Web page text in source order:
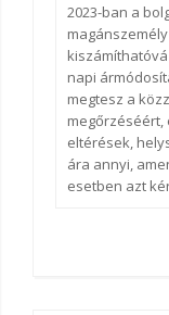
2023-ban a
napi
megtesz a
eltérések,
ára annyi,
esetben azt